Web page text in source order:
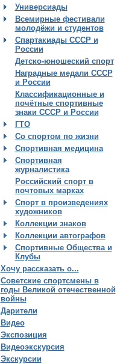
Универсиады
Всемирные фестивали
молодёжи и студентов
Спартакиады СССР и
России
Детско-юношеский спорт
Наградные медали СССР
и России
Классификационные и
почётные спортивные
знаки СССР и России
ГТО
Со спортом по жизни
Спортивная медицина
Спортивная
журналистика
Российский спорт в
почтовых марках
Спорт в произведениях
художников
Коллекции знаков
Коллекции автографов
Спортивные Общества и
Клубы
Хочу рассказать о...
Советские спортсмены в
годы Великой отечественной
войны
Дарители
Видео
Экспозиция
Видеоэкскурсия
Экскурсии